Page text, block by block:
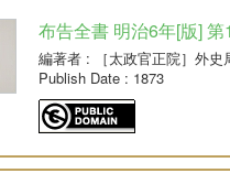
布告全書 明治6年[版] 第
編著者 : ［太政官正院］外史
Publish Date : 1873